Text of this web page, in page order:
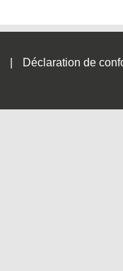
Déclaration de